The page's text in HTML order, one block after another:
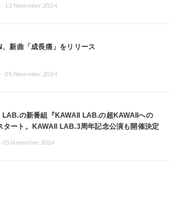
13.November.2024
、新曲「成長痛」をリリース
05.November.2024
LAB.の新番組『KAWAII LAB.の超KAWAIIへの
タート。KAWAII LAB.3周年記念公演も開催決定
05.November.2024